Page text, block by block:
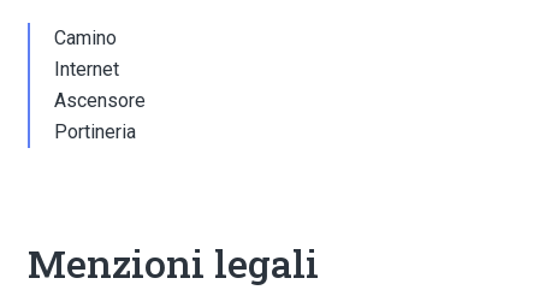
Camino
Internet
Ascensore
Portineria
Menzioni legali